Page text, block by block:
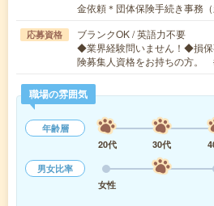
金依頼＊団体保険手続き事務
応募資格
ブランクOK / 英語力不要
◆業界経験問いません！◆損
険募集人資格をお持ちの方。
職場の雰囲気
年齢層
20代
30代
男女比率
女性